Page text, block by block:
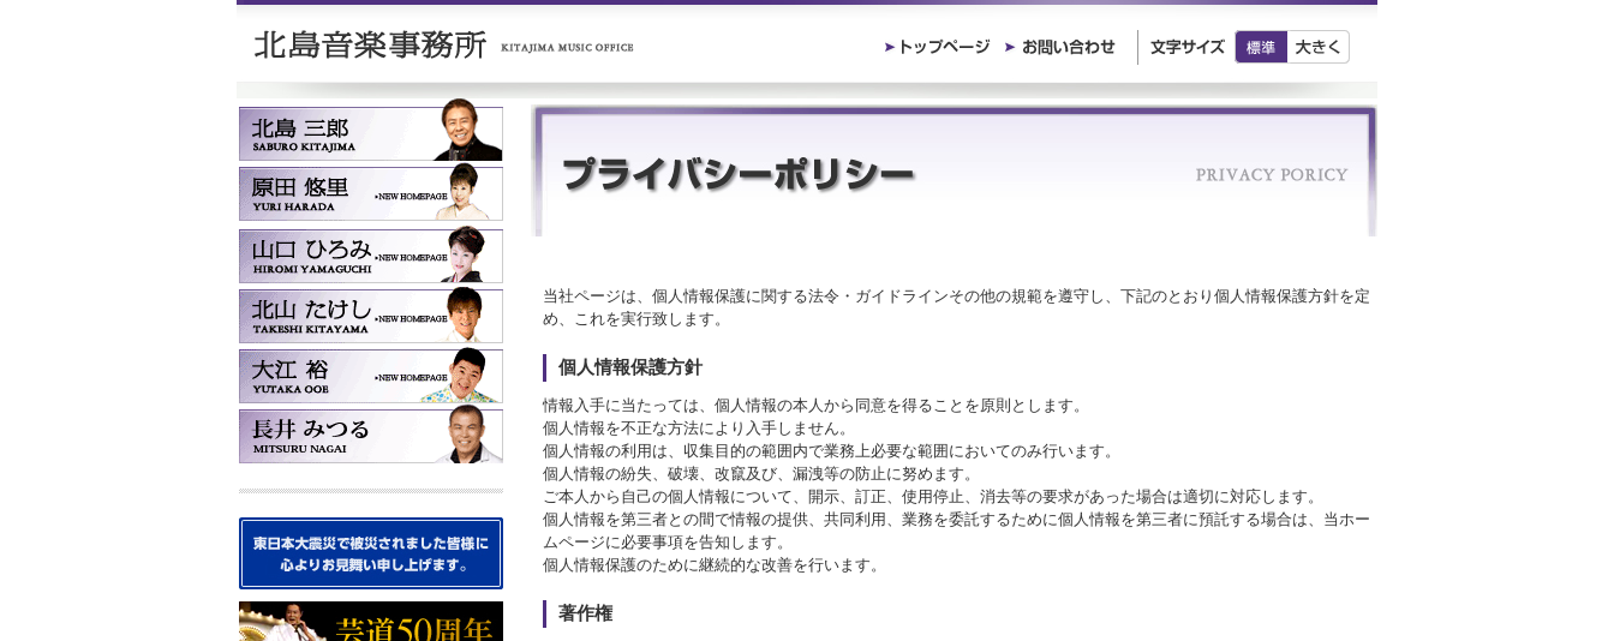
当社ページは、個人情報保護に関する法令・ガイドラインその他の規範を遵守し、下記のとおり個人情報保護方針を定
め、これを実行致します。
個人情報保護方針
情報入手に当たっては、個人情報の本人から同意を得ることを原則とします。
個人情報を不正な方法により入手しません。
個人情報の利用は、収集目的の範囲内で業務上必要な範囲においてのみ行います。
個人情報の紛失、破壊、改竄及び、漏洩等の防止に努めます。
ご本人から自己の個人情報について、開示、訂正、使用停止、消去等の要求があった場合は適切に対応します。
個人情報を第三者との間で情報の提供、共同利用、業務を委託するために個人情報を第三者に預託する場合は、当ホー
ムページに必要事項を告知します。
個人情報保護のために継続的な改善を行います。
著作権